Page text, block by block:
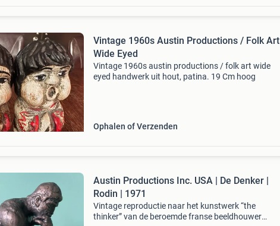
Vintage 1960s Austin Productions / Folk Art
Wide Eyed
Vintage 1960s austin productions / folk art wide
eyed handwerk uit hout, patina. 19 Cm hoog
Ophalen of Verzenden
Austin Productions Inc. USA | De Denker |
Rodin | 1971
Vintage reproductie naar het kunstwerk “the
thinker” van de beroemde franse beeldhouwer